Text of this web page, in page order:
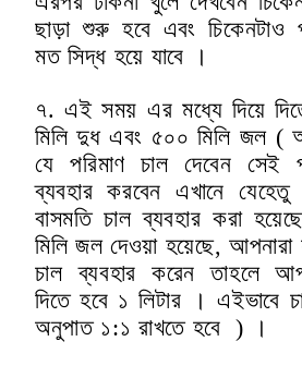
ছাড়া শুরু হবে এবং চিকেনটাও
মত সিদ্ধ হয়ে যাবে ।
৭. এই সময় এর মধ্যে দিয়ে
মিলি দুধ এবং ৫০০ মিলি জল (
যে পরিমাণ চাল দেবেন সেই
ব্যবহার করবেন এখানে
বাসমতি চাল ব্যবহার করা
মিলি জল দেওয়া হয়েছে, আপনারা
চাল ব্যবহার করেন তাহলে
দিতে হবে ১ লিটার । এইভাবে
অনুপাত ১:১ রাখতে হবে ) ।